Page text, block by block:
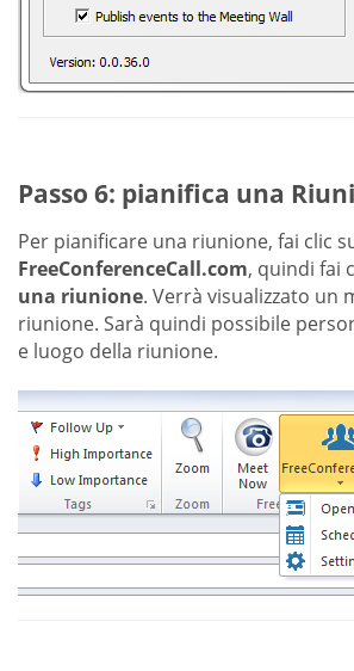
Passo 6: pianifica una
Per pianificare una riunione, fai clic
FreeConferenceCall.com, quindi fai
una riunione. Verrà visualizzato un
riunione. Sarà quindi possibile
e luogo della riunione.